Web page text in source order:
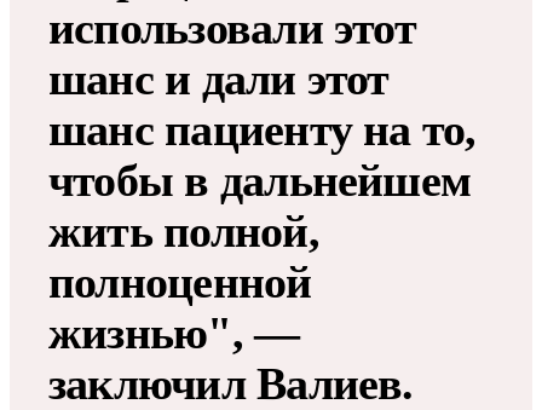
использовали этот
шанс и дали этот
шанс пациенту на то,
чтобы в дальнейшем
жить полной,
полноценной
жизнью", —
заключил Валиев.